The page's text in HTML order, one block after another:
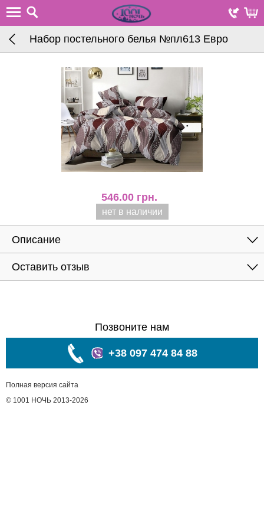
Набор постельного белья №пл613 Евро
546.00 грн.
нет в наличии
Описание
Оставить отзыв
Позвоните нам
+38 097 474 84 88
Полная версия сайта
© 1001 НОЧЬ 2013-2026